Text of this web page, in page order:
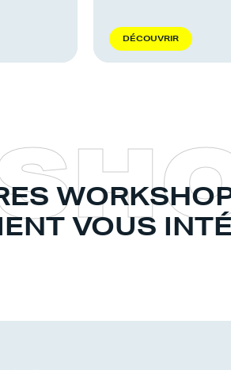
DÉCOUVRIR
VOUS
H